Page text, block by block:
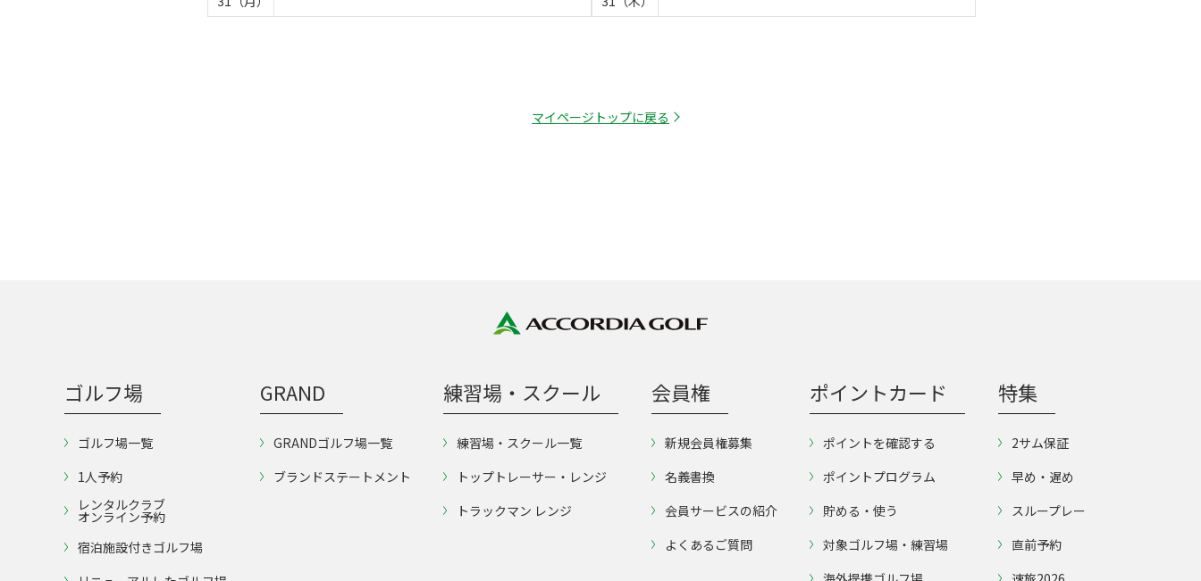
マイページトップに戻る
ゴルフ場
ゴルフ場一覧
1人予約
レンタルクラブ
オンライン予約
宿泊施設付きゴルフ場
GRAND
GRANDゴルフ場一覧
ブランドステートメント
練習場・スクール
練習場・スクール一覧
トップトレーサー・レンジ
トラックマン レンジ
会員権
新規会員権募集
名義書換
会員サービスの紹介
よくあるご質問
ポイントカード
ポイントを確認する
ポイントプログラム
貯める・使う
対象ゴルフ場・練習場
特集
2サム保証
早め・遅め
スループレー
直前予約